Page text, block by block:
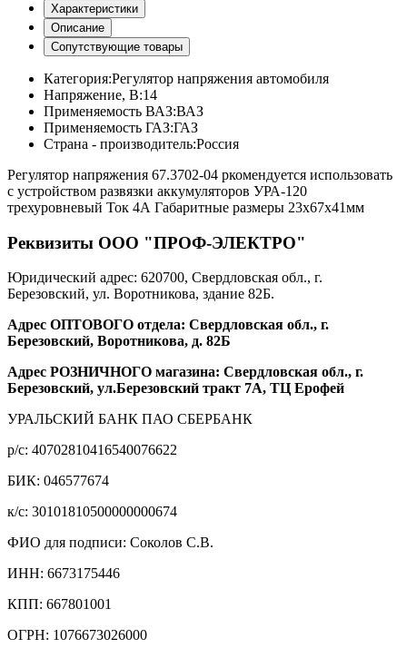
Характеристики
Описание
Сопутствующие товары
Категория:Регулятор напряжения автомобиля
Напряжение, В:14
Применяемость ВАЗ:ВАЗ
Применяемость ГАЗ:ГАЗ
Страна - производитель:Россия
Регулятор напряжения 67.3702-04 ркомендуется использовать
с устройством развязки аккумуляторов УРА-120
трехуровневый Ток 4А Габаритные размеры 23х67х41мм
Реквизиты ООО "ПРОФ-ЭЛЕКТРО"
Юридический адрес: 620700, Свердловская обл., г.
Березовский, ул. Воротникова, здание 82Б.
Адрес ОПТОВОГО отдела: Свердловская обл., г.
Березовский, Воротникова, д. 82Б
Адрес РОЗНИЧНОГО магазина: Свердловская обл., г.
Березовский, ул.Березовский тракт 7А, ТЦ Ерофей
УРАЛЬСКИЙ БАНК ПАО СБЕРБАНК
р/c: 40702810416540076622
БИК: 046577674
к/c: 30101810500000000674
ФИО для подписи: Соколов С.В.
ИНН: 6673175446
КПП: 667801001
ОГРН: 1076673026000